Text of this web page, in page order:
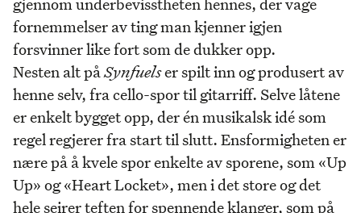
fornemmelser av ting man kjenner igjen
forsvinner like fort som de dukker opp.
Nesten alt påSynfuelser spilt inn og produsert av
henne selv, fra cello-spor til gitarriff. Selve låtene
er enkelt bygget opp, der én musikalsk idé som
regel regjerer fra start til slutt. Ensformigheten er
nære på å kvele spor enkelte av sporene, som «Up
Up» og «Heart Locket», men i det store og det
hele seirer teften for spennende klanger, som på